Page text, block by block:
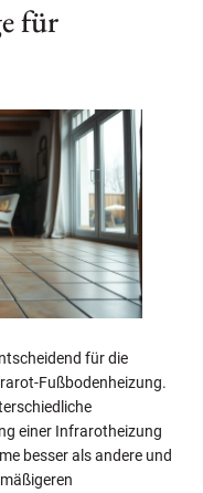
für
für die
Fußbodenheizung.
einer Infrarotheizung
besser als andere und